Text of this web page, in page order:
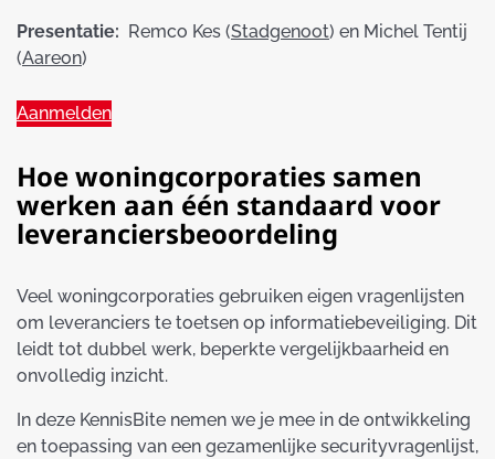
Presentatie: Remco Kes (Stadgenoot) en Michel Tentij
(Aareon)
Aanmelden
Hoe woningcorporaties samen
werken aan één standaard voor
leveranciersbeoordeling
Veel woningcorporaties gebruiken eigen vragenlijsten
om leveranciers te toetsen op informatiebeveiliging. Dit
leidt tot dubbel werk, beperkte vergelijkbaarheid en
onvolledig inzicht.
In deze KennisBite nemen we je mee in de ontwikkeling
en toepassing van een gezamenlijke securityvragenlijst,